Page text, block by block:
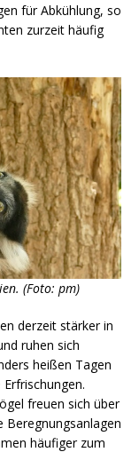
für Abkühlung, so
zurzeit häufig
(Foto: pm)
derzeit stärker in
ruhen sich
heißen Tagen
freuen sich über
Beregnungsanlagen
häufiger zum